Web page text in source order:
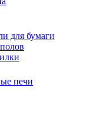
для бумаги
печи